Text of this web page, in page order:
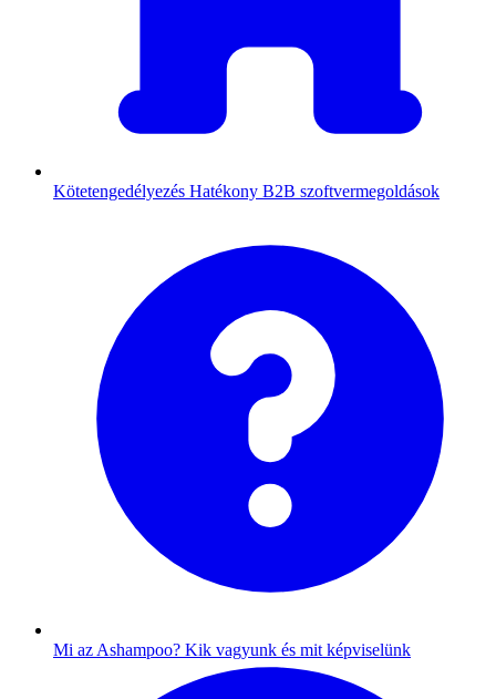
Kötetengedélyezés Hatékony B2B szoftvermegoldások
Mi az Ashampoo? Kik vagyunk és mit képviselünk